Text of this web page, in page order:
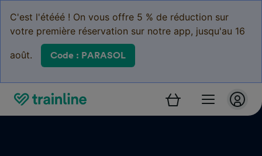
C'est l'étééé ! On vous offre 5 % de réduction sur
votre première réservation sur notre app, jusqu'au 16
août. Code : PARASOL